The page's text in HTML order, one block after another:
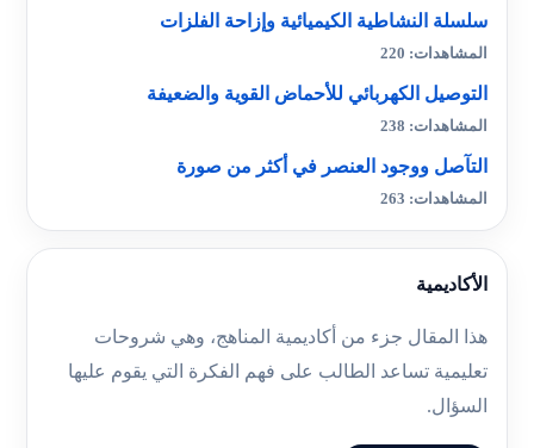
سلسلة النشاطية الكيميائية وإزاحة الفلزات
المشاهدات: 220
التوصيل الكهربائي للأحماض القوية والضعيفة
المشاهدات: 238
التآصل ووجود العنصر في أكثر من صورة
المشاهدات: 263
الأكاديمية
هذا المقال جزء من أكاديمية المناهج، وهي شروحات
تعليمية تساعد الطالب على فهم الفكرة التي يقوم عليها
السؤال.